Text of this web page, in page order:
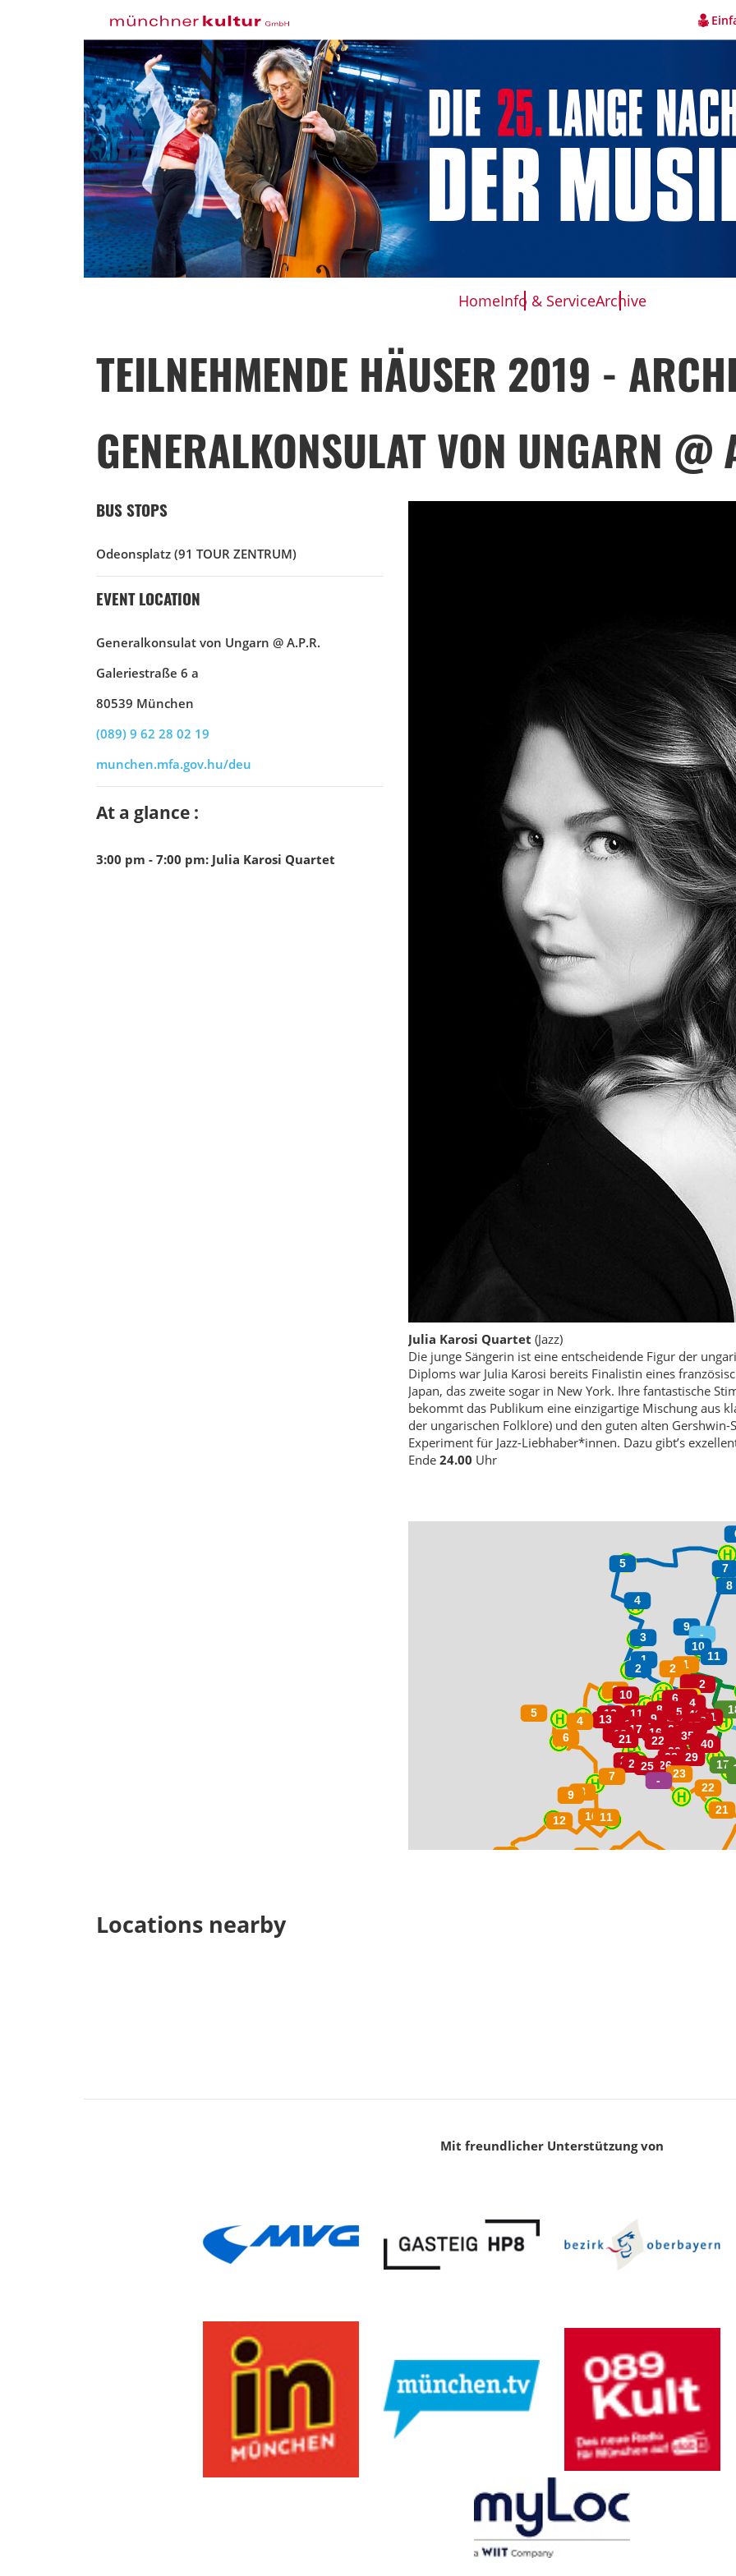
HomeInfo & ServiceArchive
TEILNEHMENDE HÄUSER 2019 -
GENERALKONSULAT VON UNGARN @
BUS STOPS
Odeonsplatz (91 TOUR ZENTRUM)
EVENT LOCATION
Generalkonsulat von Ungarn @ A.P.R.
Galeriestraße 6 a
80539 München
(089) 9 62 28 02 19
munchen.mfa.gov.hu/deu
At a glance :
3:00 pm - 7:00 pm: Julia Karosi Quartet
Julia Karosi Quartet (Jazz)
Die junge Sängerin ist eine entscheidende Figur der
Diploms war Julia Karosi bereits Finalistin eines
Japan, das zweite sogar in New York. Ihre fantastische
bekommt das Publikum eine einzigartige Mischung aus
der ungarischen Folklore) und den guten alten Gershwin-
Experiment für Jazz-Liebhaber*innen. Dazu gibt’s
Ende 24.00 Uhr
Locations nearby
Mit freundlicher Unterstützung von